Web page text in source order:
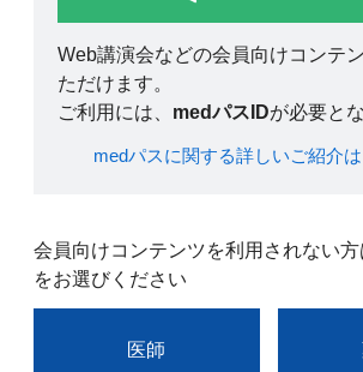
Web講演会などの会員向けコンテ
ただけます。
ご利用には、 medパスIDが必要と
medパスに関する詳しいご紹介
会員向けコンテンツを利用されない
をお選びください
医師